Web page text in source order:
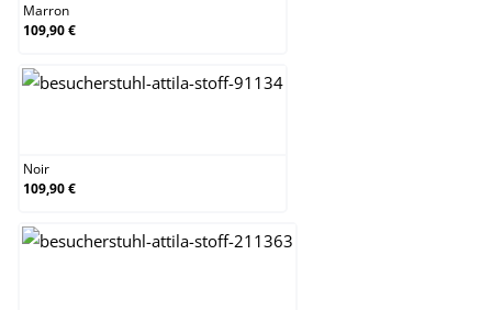
Marron
109,90 €
Noir
109,90 €